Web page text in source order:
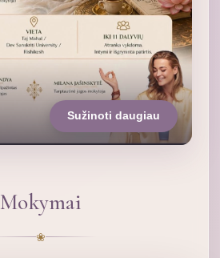
Sužinoti daugiau
Mokymai
❀